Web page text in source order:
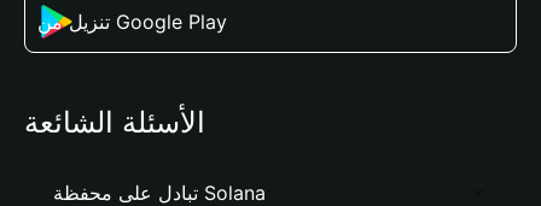
تنزيل من Google Play
الأسئلة الشائعة
تبادل على محفظة Solana